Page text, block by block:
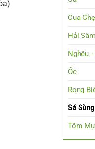
Cua Ghẹ
Hải Sâm
Nghêu -
Ốc
Rong
Sá Sùng
Tôm